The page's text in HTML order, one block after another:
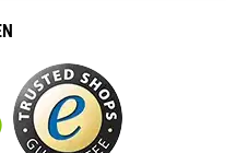
eines Kommentars